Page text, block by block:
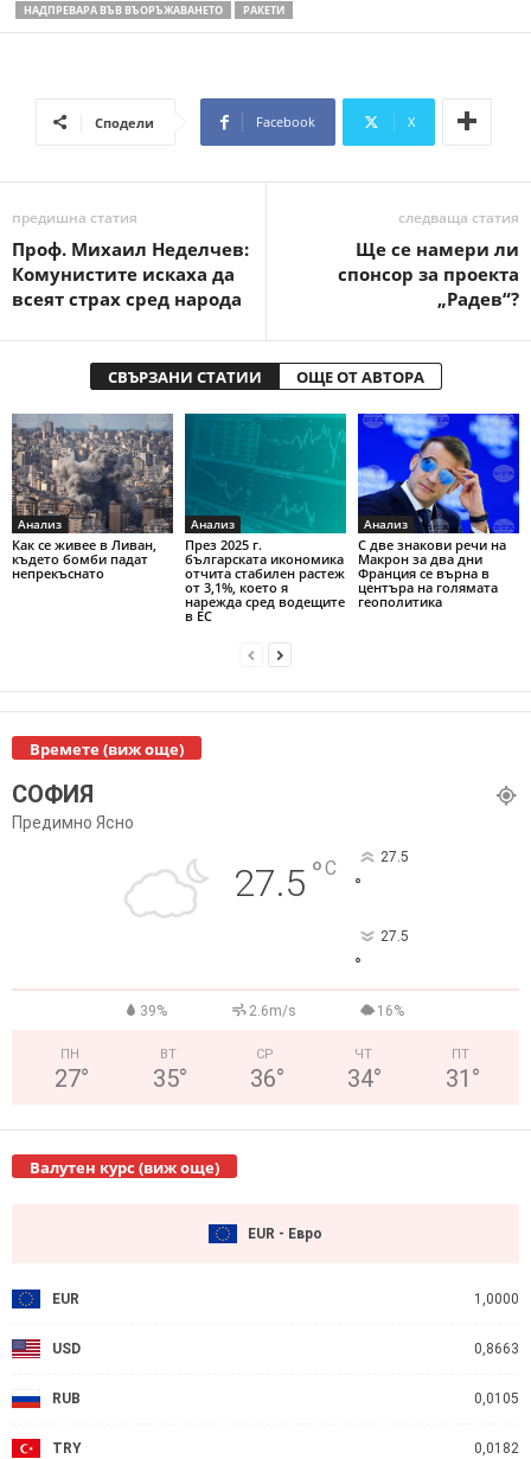
НАДПРЕВАРА ВЪВ ВЪОРЪЖАВАНЕТО
РАКЕТИ
Сподели Facebook X
предишна статия
Проф. Михаил Неделчев:
Комунистите искаха да
всеят страх сред народа
следваща статия
Ще се намери ли
спонсор за проекта
„Радев“?
СВЪРЗАНИ СТАТИИ ОЩЕ ОТ АВТОРА
Анализ
Как се живее в Ливан,
където бомби падат
непрекъснато
Анализ
През 2025 г.
българската икономика
отчита стабилен растеж
от 3,1%, което я
нарежда сред водещите
в ЕС
Анализ
С две знакови речи на
Макрон за два дни
Франция се върна в
центъра на голямата
геополитика
Времете (виж още)
СОФИЯ
Предимно Ясно
27.5 °C 27.5
°
27.5
°
39% 2.6m/s 16%
ПН
27°
ВТ
35°
СР
36°
ЧТ
34°
ПТ
31 °
Валутен курс (виж още)
EUR - Евро
EUR 1,0000
USD 0,8663
RUB 0,0105
TRY 0,0182